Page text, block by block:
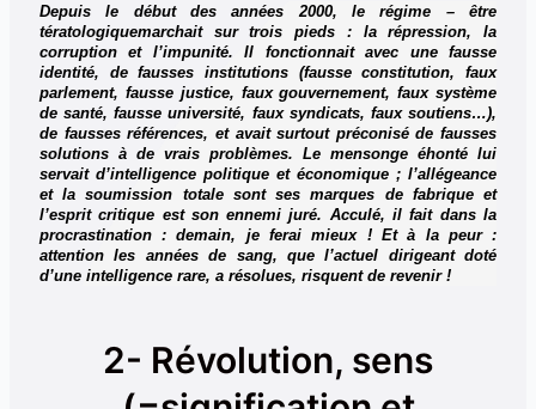
Depuis le début des années 2000, le régime – être
tératologiquemarchait sur trois pieds : la répression, la
corruption et l’impunité. Il fonctionnait avec une fausse
identité, de fausses institutions (fausse constitution, faux
parlement, fausse justice, faux gouvernement, faux système
de santé, fausse université, faux syndicats, faux soutiens…),
de fausses références, et avait surtout préconisé de fausses
solutions à de vrais problèmes. Le mensonge éhonté lui
servait d’intelligence politique et économique ; l’allégeance
et la soumission totale sont ses marques de fabrique et
l’esprit critique est son ennemi juré. Acculé, il fait dans la
procrastination : demain, je ferai mieux ! Et à la peur :
attention les années de sang, que l’actuel dirigeant doté
d’une intelligence rare, a résolues, risquent de revenir !
2- Révolution, sens